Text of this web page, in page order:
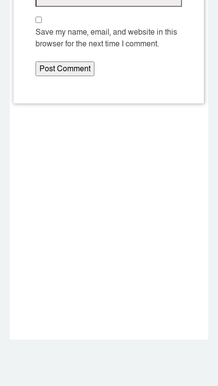
Save my name, email, and website in this
browser for the next time I comment.